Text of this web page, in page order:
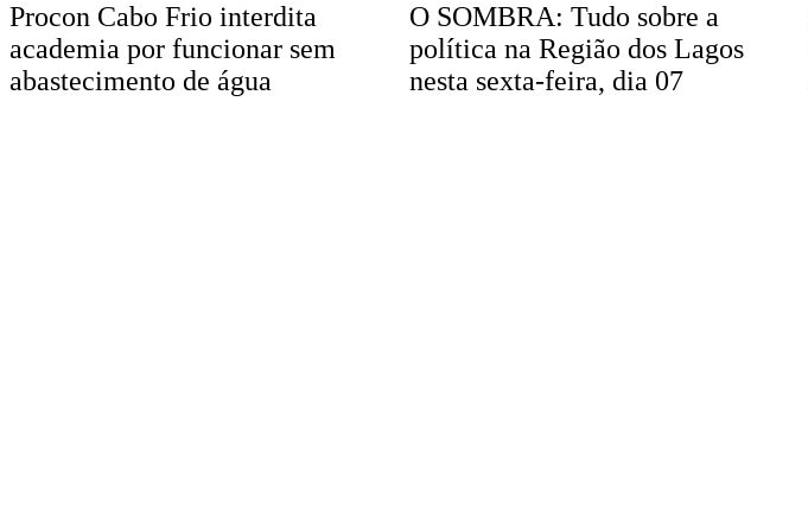
Procon Cabo Frio interdita
academia por funcionar sem
abastecimento de água
O SOMBRA: Tudo sobre a
política na Região dos Lagos
nesta sexta-feira, dia 07